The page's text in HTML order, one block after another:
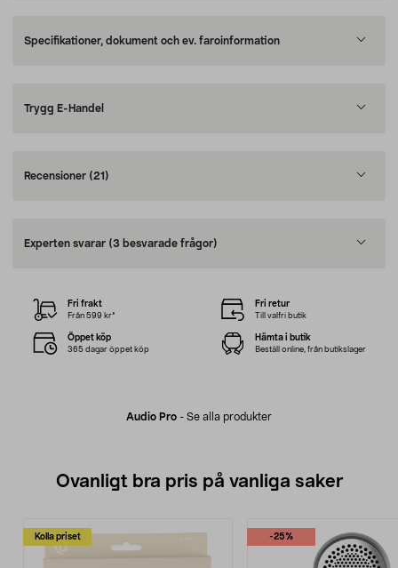
Specifikationer, dokument och ev. faroinformation
Trygg E-Handel
Recensioner (21)
Experten svarar (3 besvarade frågor)
Audio Pro - Se alla produkter
Fri frakt
Från 599 kr*
Fri retur
Till valfri butik
Öppet köp
365 dagar öppet köp
Hämta i butik
Beställ online, från butikslager
Ovanligt bra pris på vanliga saker
Kolla priset -25%